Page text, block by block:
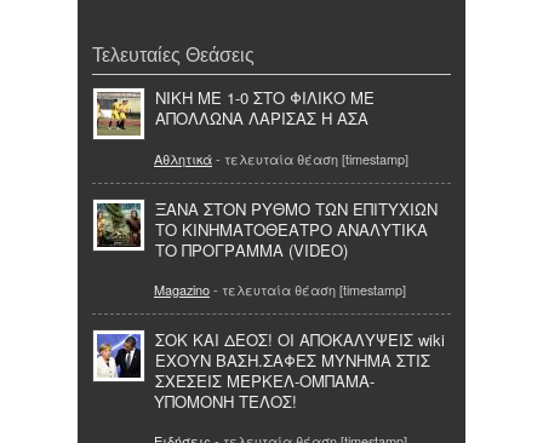
Τελευταίες Θεάσεις
ΝΙΚΗ ΜΕ 1-0 ΣΤΟ ΦΙΛΙΚΟ ΜΕ
ΑΠΟΛΛΩΝΑ ΛΑΡΙΣΑΣ Η ΑΣΑ
Αθλητικά- τελευταία θέαση [timestamp]
ΞΑΝΑ ΣΤΟΝ ΡΥΘΜΟ ΤΩΝ ΕΠΙΤΥΧΙΩΝ
ΤΟ ΚΙΝΗΜΑΤΟΘΕΑΤΡΟ ΑΝΑΛΥΤΙΚΑ
ΤΟ ΠΡΟΓΡΑΜΜΑ (VIDEO)
Magazino- τελευταία θέαση [timestamp]
ΣΟΚ ΚΑΙ ΔΕΟΣ! ΟΙ ΑΠΟΚΑΛΥΨΕΙΣ wiki
ΕΧΟΥΝ ΒΑΣΗ.ΣΑΦΕΣ ΜΥΝΗΜΑ ΣΤΙΣ
ΣΧΕΣΕΙΣ ΜΕΡΚΕΛ-ΟΜΠΑΜΑ-
ΥΠΟΜΟΝΗ ΤΕΛΟΣ!